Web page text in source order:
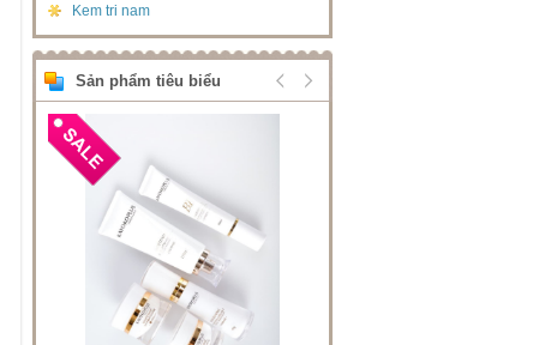
Kem tri nam
Sản phẩm tiêu biểu